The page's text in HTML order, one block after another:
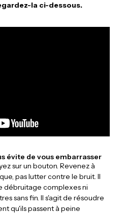
la ci-dessous.
évite de vous embarrasser
sur un bouton. Revenez à
pas lutter contre le bruit. Il
débruitage complexes ni
sans fin. Il s'agit de résoudre
qu'ils passent à peine